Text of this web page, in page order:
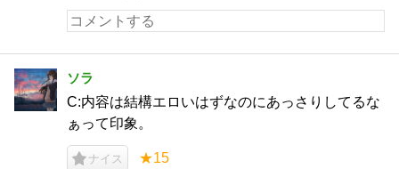
ソラ
C:内容は結構エロいはずなのにあっさりしてるな
ぁって印象。
ナイス ★15